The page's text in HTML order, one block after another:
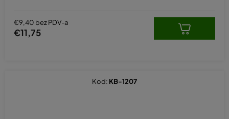
€9,40 bez PDV-a
€11,75
Kod: KB-1207